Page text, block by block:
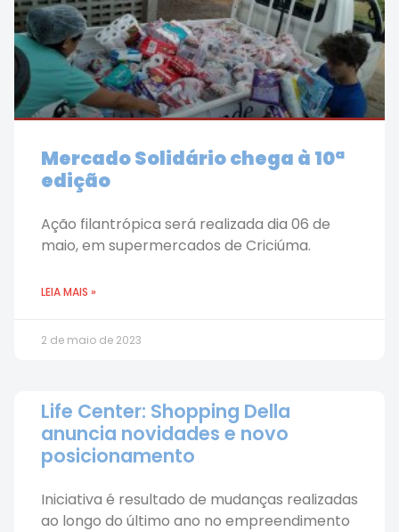
Mercado Solidário chega à 10ª
edição
Ação filantrópica será realizada dia 06 de
maio, em supermercados de Criciúma.
LEIA MAIS »
2 de maio de 2023
Life Center: Shopping Della
anuncia novidades e novo
posicionamento
Iniciativa é resultado de mudanças realizadas
ao longo do último ano no empreendimento